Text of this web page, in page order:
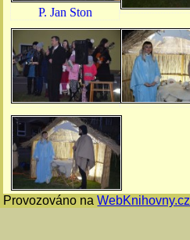
P. Jan Ston
Provozováno naWebKnihovny.cz